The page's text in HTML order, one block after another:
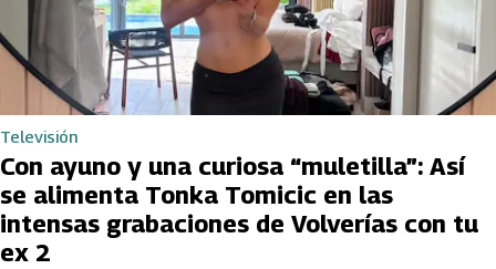
Televisión
Con ayuno y una curiosa “muletilla”: Así
se alimenta Tonka Tomicic en las
intensas grabaciones de Volverías con tu
ex 2